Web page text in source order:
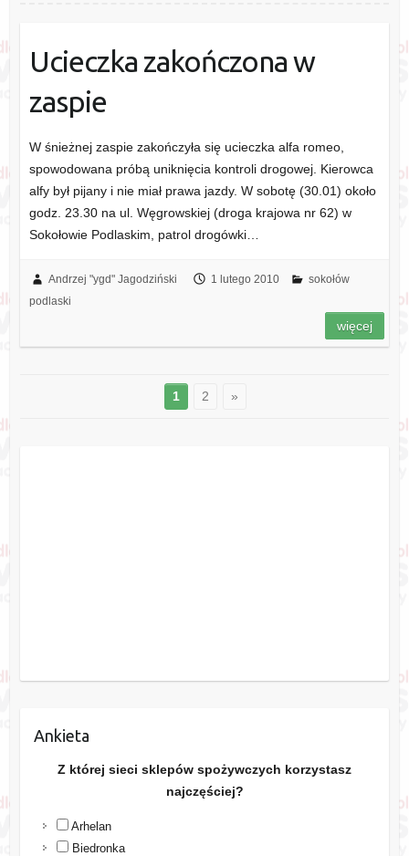
Ucieczka zakończona w
zaspie
W śnieżnej zaspie zakończyła się ucieczka alfa romeo,
spowodowana próbą uniknięcia kontroli drogowej. Kierowca
alfy był pijany i nie miał prawa jazdy. W sobotę (30.01) około
godz. 23.30 na ul. Węgrowskiej (droga krajowa nr 62) w
Sokołowie Podlaskim, patrol drogówki…
Andrzej "ygd" Jagodziński 1 lutego 2010
sokołów
podlaski
więcej
1 2 »
Ankieta
Z której sieci sklepów spożywczych korzystasz
najczęściej?
Arhelan
Biedronka